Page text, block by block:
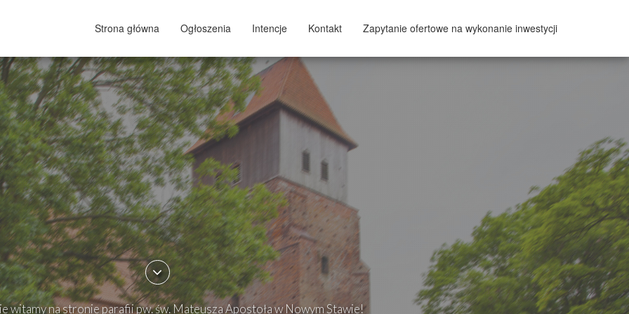
Strona główna Ogłoszenia Intencje Kontakt Zapytanie ofertowe na wykonanie inwestycji
witamy na stronie parafii pw. św. Mateusza Apostoła w Nowym Stawie!